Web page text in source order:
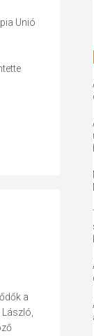
Unió
a